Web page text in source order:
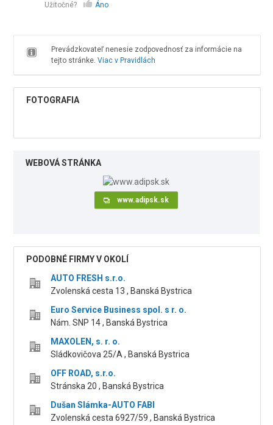
Užitočné? Áno
Prevádzkovateľ nenesie zodpovednosť za informácie na
tejto stránke. Viac v Pravidlách
FOTOGRAFIA
WEBOVÁ STRÁNKA
www.adipsk.sk
PODOBNÉ FIRMY V OKOLÍ
AUTO FRESH s.r.o.
Zvolenská cesta 13 , Banská Bystrica
Euro Service Business spol. s r. o.
Nám. SNP 14 , Banská Bystrica
MAXOLEN, s. r. o.
Sládkovičova 25/A , Banská Bystrica
OFF ROAD, s.r.o.
Stránska 20 , Banská Bystrica
Dušan Slámka-AUTO FABI
Zvolenská cesta 6927/59 , Banská Bystrica